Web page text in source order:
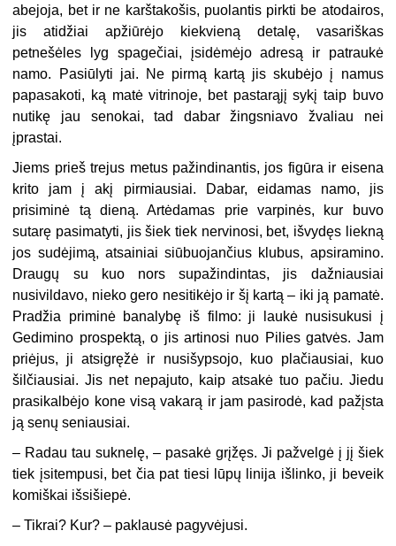
abejoja, bet ir ne karštakošis, puolantis pirkti be atodairos,
jis atidžiai apžiūrėjo kiekvieną detalę, vasariškas
petnešėles lyg spagečiai, įsidėmėjo adresą ir patraukė
namo. Pasiūlyti jai. Ne pirmą kartą jis skubėjo į namus
papasakoti, ką matė vitrinoje, bet pastarąjį sykį taip buvo
nutikę jau senokai, tad dabar žingsniavo žvaliau nei
įprastai.
Jiems prieš trejus metus pažindinantis, jos figūra ir eisena
krito jam į akį pirmiausiai. Dabar, eidamas namo, jis
prisiminė tą dieną. Artėdamas prie varpinės, kur buvo
sutarę pasimatyti, jis šiek tiek nervinosi, bet, išvydęs liekną
jos sudėjimą, atsainiai siūbuojančius klubus, apsiramino.
Draugų su kuo nors supažindintas, jis dažniausiai
nusivildavo, nieko gero nesitikėjo ir šį kartą – iki ją pamatė.
Pradžia priminė banalybę iš filmo: ji laukė nusisukusi į
Gedimino prospektą, o jis artinosi nuo Pilies gatvės. Jam
priėjus, ji atsigręžė ir nusišypsojo, kuo plačiausiai, kuo
šilčiausiai. Jis net nepajuto, kaip atsakė tuo pačiu. Jiedu
prasikalbėjo kone visą vakarą ir jam pasirodė, kad pažįsta
ją senų seniausiai.
– Radau tau suknelę, – pasakė grįžęs. Ji pažvelgė į jį šiek
tiek įsitempusi, bet čia pat tiesi lūpų linija išlinko, ji beveik
komiškai išsišiepė.
– Tikrai? Kur? – paklausė pagyvėjusi.